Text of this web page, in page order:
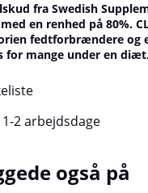
fra Swedish
en renhed på 80%.
fedtforbrændere og
for mange under en
1-2 arbejdsdage
også på